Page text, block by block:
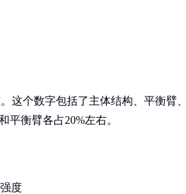
这个数字包括了主体结构、平衡臂
平衡臂各占20%左右。
度